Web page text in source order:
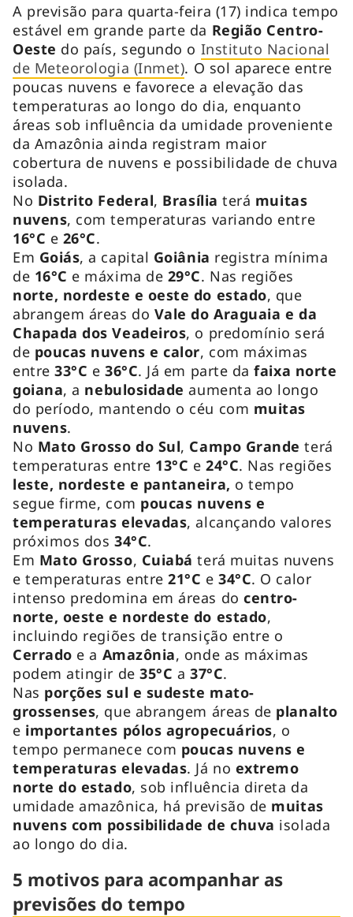
A previsão para quarta-feira (17) indica tempo
estável em grande parte da Região Centro-
Oeste do país, segundo o Instituto Nacional
de Meteorologia (Inmet). O sol aparece entre
poucas nuvens e favorece a elevação das
temperaturas ao longo do dia, enquanto
áreas sob influência da umidade proveniente
da Amazônia ainda registram maior
cobertura de nuvens e possibilidade de chuva
isolada.
No Distrito Federal, Brasíliaterá muitas
nuvens, com temperaturas variando entre
16°C e 26°C.
Em Goiás, a capital Goiânia registra mínima
de 16°C e máxima de 29°C. Nas regiões
norte, nordeste e oeste do estado, que
abrangem áreas do Vale do Araguaia e da
Chapada dos Veadeiros, o predomínio será
de poucas nuvens e calor, com máximas
entre 33°C e 36°C. Já em parte da faixa norte
goiana, a nebulosidadeaumenta ao longo
do período, mantendo o céu com muitas
nuvens.
No Mato Grosso do Sul, Campo Grande terá
temperaturas entre 13°C e24°C. Nas regiões
leste, nordeste e pantaneira, o tempo
segue firme, com poucas nuvens e
temperaturas elevadas, alcançando valores
próximos dos34°C.
Em Mato Grosso, Cuiabáterá muitas nuvens
e temperaturas entre21°C e34°C. O calor
intenso predomina em áreas docentro-
norte, oeste e nordeste do estado,
incluindo regiões de transição entre o
Cerrado e a Amazônia, onde as máximas
podem atingir de35°C a 37°C.
Nas porções sul e sudeste mato-
grossenses, que abrangem áreas de planalto
e importantes pólos agropecuários, o
tempo permanece com poucas nuvens e
temperaturas elevadas. Já no extremo
norte do estado, sob influência direta da
umidade amazônica, há previsão de muitas
nuvens com possibilidade de chuva isolada
ao longo do dia.
5 motivos para acompanhar as
previsões do tempo